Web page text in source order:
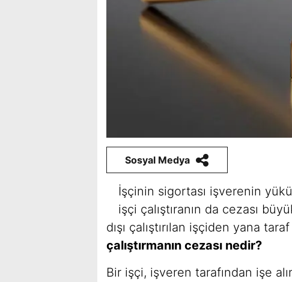
Sosyal Medya
İşçinin sigortası işverenin
işçi çalıştıranın da cezası
dışı çalıştırılan işçiden yana
çalıştırmanın cezası nedir?
Bir işçi, işveren tarafından işe